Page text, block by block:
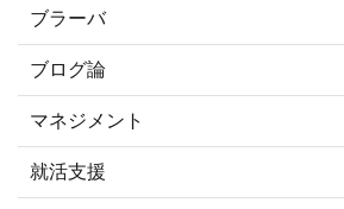
ブラーバ
ブログ論
マネジメント
就活支援